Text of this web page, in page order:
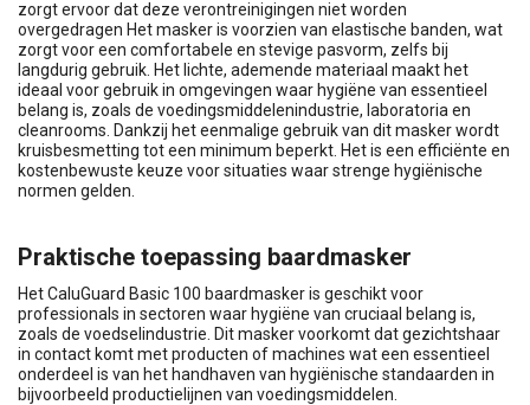
zorgt ervoor dat deze verontreinigingen niet worden
overgedragen Het masker is voorzien van elastische banden, wat
zorgt voor een comfortabele en stevige pasvorm, zelfs bij
langdurig gebruik. Het lichte, ademende materiaal maakt het
ideaal voor gebruik in omgevingen waar hygiëne van essentieel
belang is, zoals de voedingsmiddelenindustrie, laboratoria en
cleanrooms. Dankzij het eenmalige gebruik van dit masker wordt
kruisbesmetting tot een minimum beperkt. Het is een efficiënte en
kostenbewuste keuze voor situaties waar strenge hygiënische
normen gelden.
Praktische toepassing baardmasker
Het CaluGuard Basic 100 baardmasker is geschikt voor
professionals in sectoren waar hygiëne van cruciaal belang is,
zoals de voedselindustrie. Dit masker voorkomt dat gezichtshaar
in contact komt met producten of machines wat een essentieel
onderdeel is van het handhaven van hygiënische standaarden in
bijvoorbeeld productielijnen van voedingsmiddelen.